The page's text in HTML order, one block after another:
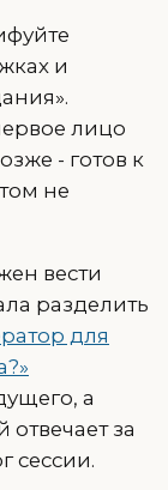
и
лицо
- готов к
не
вести
разделить
для
а
за
сессии.